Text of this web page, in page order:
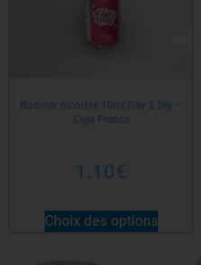
Booster nicotine 10ml Day 2 Diy –
Ciga France
1.10€
Choix des options